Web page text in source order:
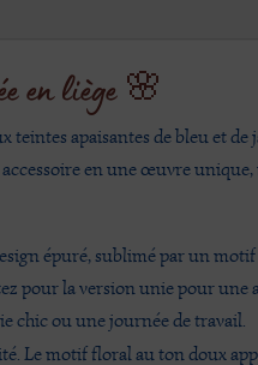
en liège 🌸
apaisantes de bleu et
en une œuvre
épuré, sublimé par un
pour la version unie pour
chic ou une journée de travail.
Le motif floral au ton doux